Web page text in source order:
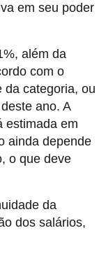
em seu poder
além da
com o
da categoria, ou
ano. A
estimada em
ainda depende
o que deve
da
dos salários,